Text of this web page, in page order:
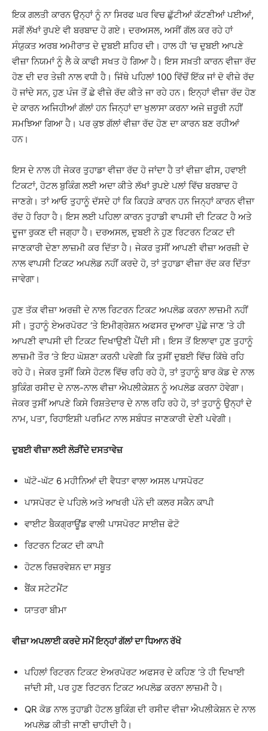
ਇਕ ਗਲਤੀ ਕਾਰਨ ਉਨ੍ਹਾਂ ਨੂੰ ਨਾ ਸਿਰਫ ਘਰ ਵਿਚ ਛੁੱਟੀਆਂ ਕੱਟਣੀਆਂ ਪਈਆਂ,
ਸਗੋਂ ਲੱਖਾਂ ਰੁਪਏ ਵੀ ਬਰਬਾਦ ਹੋ ਗਏ। ਦਰਅਸਲ, ਅਸੀਂ ਗੱਲ ਕਰ ਰਹੇ ਹਾਂ
ਸੰਯੁਕਤ ਅਰਬ ਅਮੀਰਾਤ ਦੇ ਦੁਬਈ ਸ਼ਹਿਰ ਦੀ। ਹਾਲ ਹੀ ‘ਚ ਦੁਬਈ ਆਪਣੇ
ਵੀਜ਼ਾ ਨਿਯਮਾਂ ਨੂੰ ਲੈ ਕੇ ਕਾਫੀ ਸਖਤ ਹੋ ਗਿਆ ਹੈ। ਇਸ ਸਖ਼ਤੀ ਕਾਰਨ ਵੀਜ਼ਾ ਰੱਦ
ਹੋਣ ਦੀ ਦਰ ਤੇਜ਼ੀ ਨਾਲ ਵਧੀ ਹੈ। ਜਿੱਥੇ ਪਹਿਲਾਂ 100 ਵਿੱਚੋਂ ਇੱਕ ਜਾਂ ਦੋ ਵੀਜ਼ੇ ਰੱਦ
ਹੋ ਜਾਂਦੇ ਸਨ, ਹੁਣ ਪੰਜ ਤੋਂ ਛੇ ਵੀਜ਼ੇ ਰੱਦ ਕੀਤੇ ਜਾ ਰਹੇ ਹਨ। ਇਨ੍ਹਾਂ ਵੀਜ਼ਾ ਰੱਦ ਹੋਣ
ਦੇ ਕਾਰਨ ਅਜਿਹੀਆਂ ਗੱਲਾਂ ਹਨ ਜਿਨ੍ਹਾਂ ਦਾ ਖੁਲਾਸਾ ਕਰਨਾ ਅਜੇ ਜ਼ਰੂਰੀ ਨਹੀਂ
ਸਮਝਿਆ ਗਿਆ ਹੈ। ਪਰ ਕੁਝ ਗੱਲਾਂ ਵੀਜ਼ਾ ਰੱਦ ਹੋਣ ਦਾ ਕਾਰਨ ਬਣ ਰਹੀਆਂ
ਹਨ।
ਇਸ ਦੇ ਨਾਲ ਹੀ ਜੇਕਰ ਤੁਹਾਡਾ ਵੀਜ਼ਾ ਰੱਦ ਹੋ ਜਾਂਦਾ ਹੈ ਤਾਂ ਵੀਜ਼ਾ ਫੀਸ, ਹਵਾਈ
ਟਿਕਟਾਂ, ਹੋਟਲ ਬੁਕਿੰਗ ਲਈ ਅਦਾ ਕੀਤੇ ਲੱਖਾਂ ਰੁਪਏ ਪਲਾਂ ਵਿੱਚ ਬਰਬਾਦ ਹੋ
ਜਾਣਗੇ। ਤਾਂ ਆਓ ਤੁਹਾਨੂੰ ਦੱਸਦੇ ਹਾਂ ਕਿ ਕਿਹੜੇ ਕਾਰਨ ਹਨ ਜਿਨ੍ਹਾਂ ਕਾਰਨ ਵੀਜ਼ਾ
ਰੱਦ ਹੋ ਰਿਹਾ ਹੈ। ਇਸ ਲਈ ਪਹਿਲਾ ਕਾਰਨ ਤੁਹਾਡੀ ਵਾਪਸੀ ਦੀ ਟਿਕਟ ਹੈ ਅਤੇ
ਦੂਜਾ ਰੁਕਣ ਦੀ ਜਗ੍ਹਾ ਹੈ। ਦਰਅਸਲ, ਦੁਬਈ ਨੇ ਹੁਣ ਰਿਟਰਨ ਟਿਕਟ ਦੀ
ਜਾਣਕਾਰੀ ਦੇਣਾ ਲਾਜ਼ਮੀ ਕਰ ਦਿੱਤਾ ਹੈ। ਜੇਕਰ ਤੁਸੀਂ ਆਪਣੀ ਵੀਜ਼ਾ ਅਰਜ਼ੀ ਦੇ
ਨਾਲ ਵਾਪਸੀ ਟਿਕਟ ਅਪਲੋਡ ਨਹੀਂ ਕਰਦੇ ਹੋ, ਤਾਂ ਤੁਹਾਡਾ ਵੀਜ਼ਾ ਰੱਦ ਕਰ ਦਿੱਤਾ
ਜਾਵੇਗਾ।
ਹੁਣ ਤੱਕ ਵੀਜ਼ਾ ਅਰਜ਼ੀ ਦੇ ਨਾਲ ਰਿਟਰਨ ਟਿਕਟ ਅਪਲੋਡ ਕਰਨਾ ਲਾਜ਼ਮੀ ਨਹੀਂ
ਸੀ। ਤੁਹਾਨੂੰ ਏਅਰਪੋਰਟ ‘ਤੇ ਇਮੀਗ੍ਰੇਸ਼ਨ ਅਫਸਰ ਦੁਆਰਾ ਪੁੱਛੇ ਜਾਣ ‘ਤੇ ਹੀ
ਆਪਣੀ ਵਾਪਸੀ ਦੀ ਟਿਕਟ ਦਿਖਾਉਣੀ ਪੈਂਦੀ ਸੀ। ਇਸ ਤੋਂ ਇਲਾਵਾ ਹੁਣ ਤੁਹਾਨੂੰ
ਲਾਜ਼ਮੀ ਤੌਰ ‘ਤੇ ਇਹ ਘੋਸ਼ਣਾ ਕਰਨੀ ਪਵੇਗੀ ਕਿ ਤੁਸੀਂ ਦੁਬਈ ਵਿੱਚ ਕਿੱਥੇ ਰਹਿ
ਰਹੇ ਹੋ। ਜੇਕਰ ਤੁਸੀਂ ਕਿਸੇ ਹੋਟਲ ਵਿੱਚ ਰਹਿ ਰਹੇ ਹੋ, ਤਾਂ ਤੁਹਾਨੂੰ ਬਾਰ ਕੋਡ ਦੇ ਨਾਲ
ਬੁਕਿੰਗ ਰਸੀਦ ਦੇ ਨਾਲ-ਨਾਲ ਵੀਜ਼ਾ ਐਪਲੀਕੇਸ਼ਨ ਨੂੰ ਅਪਲੋਡ ਕਰਨਾ ਹੋਵੇਗਾ।
ਜੇਕਰ ਤੁਸੀਂ ਆਪਣੇ ਕਿਸੇ ਰਿਸ਼ਤੇਦਾਰ ਦੇ ਨਾਲ ਰਹਿ ਰਹੇ ਹੋ, ਤਾਂ ਤੁਹਾਨੂੰ ਉਨ੍ਹਾਂ ਦੇ
ਨਾਮ, ਪਤਾ, ਰਿਹਾਇਸ਼ੀ ਪਰਮਿਟ ਨਾਲ ਸਬੰਧਤ ਜਾਣਕਾਰੀ ਦੇਣੀ ਪਵੇਗੀ।
ਦੁਬਈ ਵੀਜ਼ਾ ਲਈ ਲੋੜੀਂਦੇ ਦਸਤਾਵੇਜ਼
ਘੱਟੋ-ਘੱਟ 6 ਮਹੀਨਿਆਂ ਦੀ ਵੈਧਤਾ ਵਾਲਾ ਅਸਲ ਪਾਸਪੋਰਟ
ਪਾਸਪੋਰਟ ਦੇ ਪਹਿਲੇ ਅਤੇ ਆਖਰੀ ਪੰਨੇ ਦੀ ਕਲਰ ਸਕੈਨ ਕਾਪੀ
ਵਾਈਟ ਬੈਕਗ੍ਰਾਊਂਡ ਵਾਲੀ ਪਾਸਪੋਰਟ ਸਾਈਜ਼ ਫੋਟੋ
ਰਿਟਰਨ ਟਿਕਟ ਦੀ ਕਾਪੀ
ਹੋਟਲ ਰਿਜ਼ਰਵੇਸ਼ਨ ਦਾ ਸਬੂਤ
ਬੈਂਕ ਸਟੇਟਮੈਂਟ
ਯਾਤਰਾ ਬੀਮਾ
ਵੀਜ਼ਾ ਅਪਲਾਈ ਕਰਦੇ ਸਮੇਂ ਇਨ੍ਹਾਂ ਗੱਲਾਂ ਦਾ ਧਿਆਨ ਰੱਖੋ
ਪਹਿਲਾਂ ਰਿਟਰਨ ਟਿਕਟ ਏਅਰਪੋਰਟ ਅਫਸਰ ਦੇ ਕਹਿਣ ‘ਤੇ ਹੀ ਦਿਖਾਈ
ਜਾਂਦੀ ਸੀ, ਪਰ ਹੁਣ ਰਿਟਰਨ ਟਿਕਟ ਅਪਲੋਡ ਕਰਨਾ ਲਾਜ਼ਮੀ ਹੈ।
QR ਕੋਡ ਨਾਲ ਤੁਹਾਡੀ ਹੋਟਲ ਬੁਕਿੰਗ ਦੀ ਰਸੀਦ ਵੀਜ਼ਾ ਐਪਲੀਕੇਸ਼ਨ ਦੇ ਨਾਲ
ਅਪਲੋਡ ਕੀਤੀ ਜਾਣੀ ਚਾਹੀਦੀ ਹੈ।